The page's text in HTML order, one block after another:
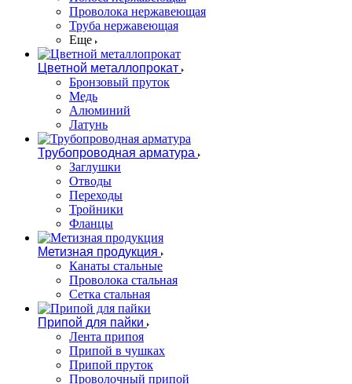
Проволока нержавеющая
Труба нержавеющая
Еще
Цветной металлопрокат
Бронзовый пруток
Медь
Алюминий
Латунь
Трубопроводная арматура
Заглушки
Отводы
Переходы
Тройники
Фланцы
Метизная продукция
Канаты стальные
Проволока стальная
Сетка стальная
Припой для пайки
Лента припоя
Припой в чушках
Припой пруток
Проволочный припой